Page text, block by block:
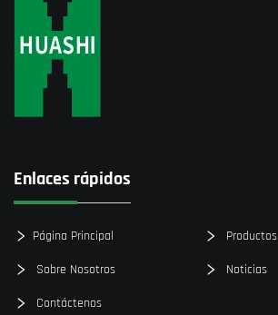
Enlaces rápidos
Página Principal Productos
Sobre Nosotros Noticias
Contáctenos